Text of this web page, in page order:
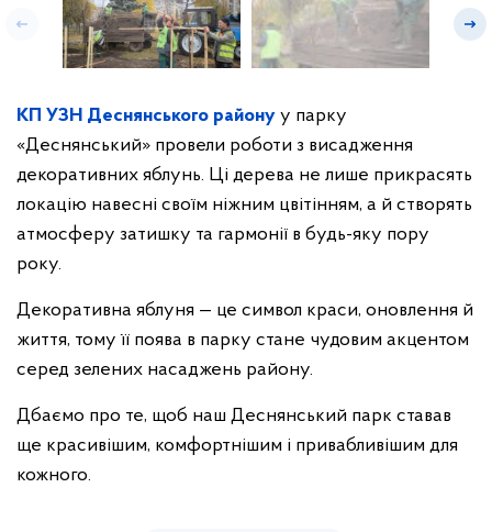
КП УЗН Деснянського району у парку
«Деснянський» провели роботи з висадження
декоративних яблунь. Ці дерева не лише прикрасять
локацію навесні своїм ніжним цвітінням, а й створять
атмосферу затишку та гармонії в будь-яку пору
року.
Декоративна яблуня — це символ краси, оновлення й
життя, тому її поява в парку стане чудовим акцентом
серед зелених насаджень району.
Дбаємо про те, щоб наш Деснянський парк ставав
ще красивішим, комфортнішим і привабливішим для
кожного.